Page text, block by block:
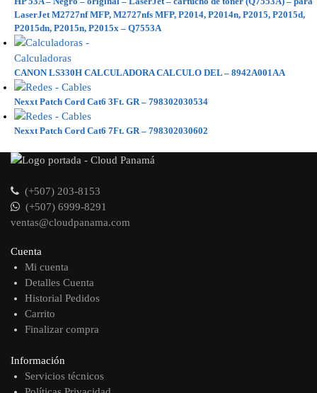
LaserJet M2727nf MFP, M2727nfs MFP, P2014, P2014n, P2015, P2015d,
P2015dn, P2015n, P2015x – Q7553A
CANON LS330H CALCULADORA CALCULO DEL – 8942A001AA
Nexxt Patch Cord Cat6 3Ft. GR – 798302030534
Nexxt Patch Cord Cat6 7Ft. GR – 798302030602
(+507) 203-8153
(+507) 6999-8291
ventas@cloudpanama.com
Cuenta
Mi cuenta
Detalles Cuenta
Historial Pedidos
Carrito
Finalizar compra
Información
Servicios técnicos